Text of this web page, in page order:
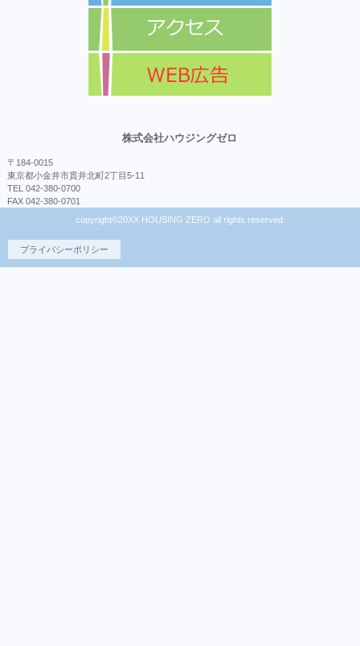
株式会社ハウジングゼロ
〒184-0015
東京都小金井市貫井北町2丁目5-11
TEL 042-380-0700
FAX 042-380-0701
copyright©20XX HOUSING ZERO all rights reserved.
プライバシーポリシー